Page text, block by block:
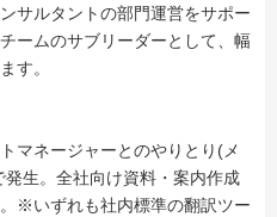
サルタントの部門運営をサポー
ームのサブリーダーとして、幅
す。
マネージャーとのやりとり(メ
生。全社向け資料・案内作成
※いずれも社内標準の翻訳ツー